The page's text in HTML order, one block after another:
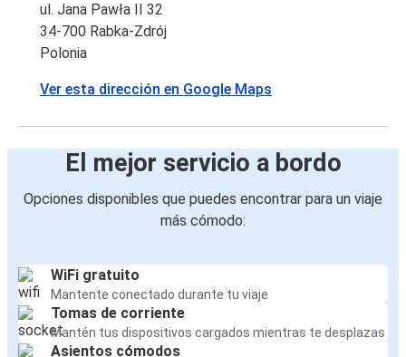
ul. Jana Pawła II 32
34-700 Rabka-Zdrój
Polonia
Ver esta dirección en Google Maps
El mejor servicio a bordo
Opciones disponibles que puedes encontrar para un viaje
más cómodo:
WiFi gratuito
Mantente conectado durante tu viaje
Tomas de corriente
Mantén tus dispositivos cargados mientras te desplazas
Asientos cómodos